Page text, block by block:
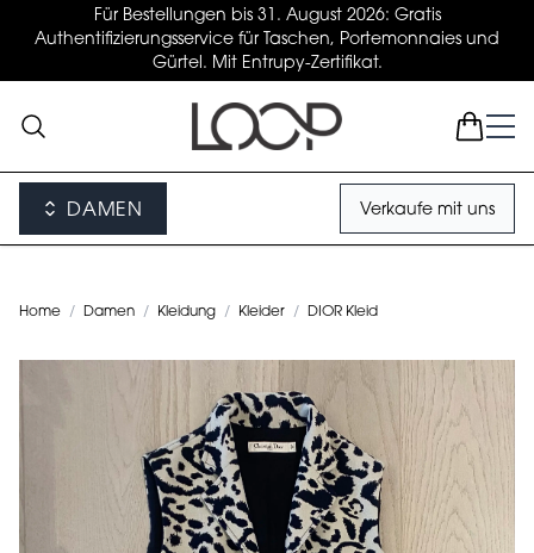
Für Bestellungen bis 31. August 2026: Gratis
Authentifizierungsservice für Taschen, Portemonnaies und
Gürtel. Mit Entrupy-Zertifikat.
DAMEN Verkaufe mit uns
Home / Damen / Kleidung / Kleider / DIOR Kleid